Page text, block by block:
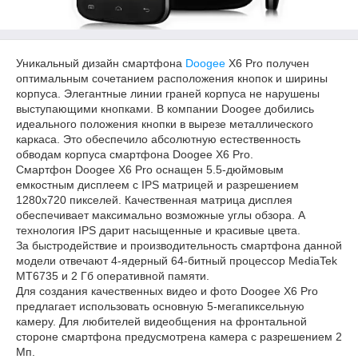
Уникальный дизайн смартфона Doogee X6 Pro получен
оптимальным сочетанием расположения кнопок и ширины
корпуса. Элегантные линии граней корпуса не нарушены
выступающими кнопками. В компании Doogee добились
идеального положения кнопки в вырезе металлического
каркаса. Это обеспечило абсолютную естественность
обводам корпуса смартфона Doogee X6 Pro.
Смартфон Doogee X6 Pro оснащен 5.5-дюймовым
емкостным дисплеем с IPS матрицей и разрешением
1280х720 пикселей. Качественная матрица дисплея
обеспечивает максимально возможные углы обзора. А
технология IPS дарит насыщенные и красивые цвета.
За быстродействие и производительность смартфона данной
модели отвечают 4-ядерный 64-битный процессор MediaTek
MT6735 и 2 Гб оперативной памяти.
Для создания качественных видео и фото Doogee X6 Pro
предлагает использовать основную 5-мегапиксельную
камеру. Для любителей видеобщения на фронтальной
стороне смартфона предусмотрена камера с разрешением 2
Мп.